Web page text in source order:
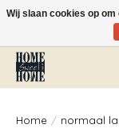
Vóór 14:00 besteld,
Home / normaal
Wij slaan cookies op